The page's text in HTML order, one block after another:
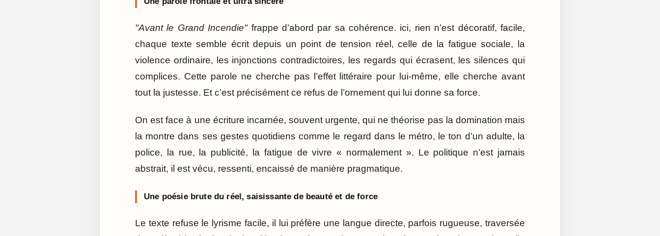
"Avant le Grand Incendie"frappe d’abord par sa cohérence. ici, rien n’est décoratif, facile,
chaque texte semble écrit depuis un point de tension réel, celle de la fatigue sociale, la
violence ordinaire, les injonctions contradictoires, les regards qui écrasent, les silences qui
complices. Cette parole ne cherche pas l’effet littéraire pour lui-même, elle cherche avant
tout la justesse. Et c’est précisément ce refus de l’ornement qui lui donne sa force.
On est face à une écriture incarnée, souvent urgente, qui ne théorise pas la domination mais
la montre dans ses gestes quotidiens comme le regard dans le métro, le ton d’un adulte, la
police, la rue, la publicité, la fatigue de vivre « normalement ». Le politique n’est jamais
abstrait, il est vécu, ressenti, encaissé de manière pragmatique.
Une poésie brute du réel, saisissante de beauté et de force
Le texte refuse le lyrisme facile, il lui préfère une langue directe, parfois rugueuse, traversée